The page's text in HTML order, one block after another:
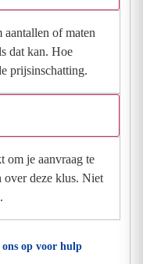
of maten
dat kan. Hoe
prijsinschatting.
om je aanvraag te
over deze klus. Niet
op voor hulp